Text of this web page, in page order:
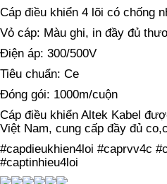
Cáp điều khiển 4 lõi có chống
Vỏ cáp: Màu ghi, in đầy đủ
Điện áp: 300/500V
Tiêu chuẩn: Ce
Đóng gói: 1000m/cuộn
Cáp điều khiển Altek Kabel
Việt Nam, cung cấp đầy đủ
#capdieukhien4loi #caprvv4c
#captinhieu4loi